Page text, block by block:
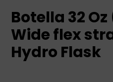
Botella 32
Wide flex
Hydro Flask